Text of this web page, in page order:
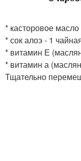
* касторовое
* сок алоэ - 1
* витамин Е
* витамин а
Тщательно